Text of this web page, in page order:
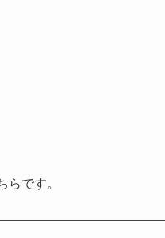
らです。